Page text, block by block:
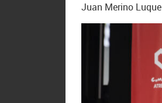
Juan Merino Luque